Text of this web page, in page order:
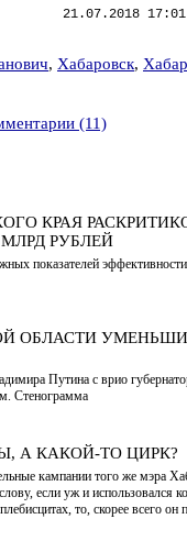
21.07.2018
, Хабаровск,
(11)
КРАЯ
РУБЛЕЙ
показателей
ОБЛАСТИ
Путина с врио
Стенограмма
А КАКОЙ-ТО ЦИРК?
кампании того же мэра
если уж и использовался
то, скорее всего он